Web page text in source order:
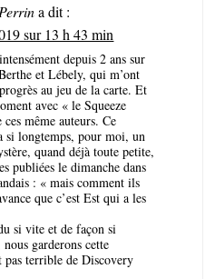
a dit :
sur 13 h 43 min
depuis 2 ans sur
et Lébely, qui m’ont
au jeu de la carte. Et
avec « le Squeeze
même auteurs. Ce
si longtemps, pour moi, un
quand déjà toute petite,
publiées le dimanche dans
: « mais comment ils
que c’est Est qui a les
si vite et de façon si
garderons cette
terrible de Discovery